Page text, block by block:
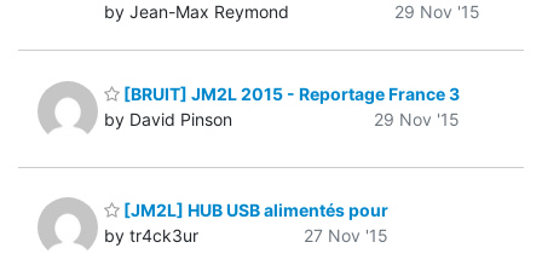
by Jean-Max Reymond
29 Nov '15
[BRUIT] JM2L 2015 - Reportage France 3
by David Pinson
29 Nov '15
[JM2L] HUB USB alimentés pour
by tr4ck3ur
27 Nov '15